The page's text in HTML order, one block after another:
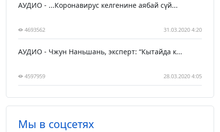
АУДИО - ...Коронавирус келгенине аябай сүй...
4693562 31.03.2020 4:20
АУДИО - Чжун Наньшань, эксперт: “Кытайда к...
4597959 28.03.2020 4:05
Мы в соцсетях